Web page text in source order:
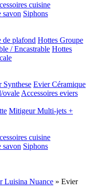
cuisine
savon Siphons
de plafond Hottes Groupe
/ Encastrable Hottes
Synthese Evier Céramique
ovale Accessoires eviers
Mitigeur Multi-jets +
cuisine
savon Siphons
Luisina Nuance » Evier